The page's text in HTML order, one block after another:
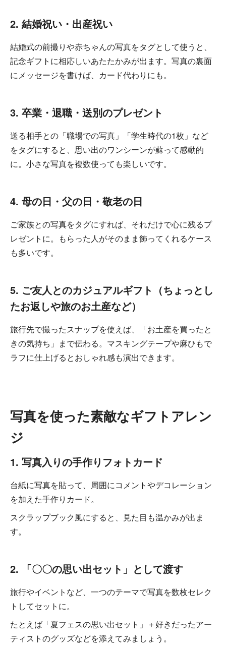
2. 結婚祝い・出産祝い
結婚式の前撮りや赤ちゃんの写真をタグとして使うと、
記念ギフトに相応しいあたたかみが出ます。写真の裏面
にメッセージを書けば、カード代わりにも。
3. 卒業・退職・送別のプレゼント
送る相手との「職場での写真」「学生時代の1枚」など
をタグにすると、思い出のワンシーンが蘇って感動的
に。小さな写真を複数使っても楽しいです。
4. 母の日・父の日・敬老の日
ご家族との写真をタグにすれば、それだけで心に残るプ
レゼントに。もらった人がそのまま飾ってくれるケース
も多いです。
5. ご友人とのカジュアルギフト（ちょっとし
たお返しや旅のお土産など）
旅行先で撮ったスナップを使えば、「お土産を買ったと
きの気持ち」まで伝わる。マスキングテープや麻ひもで
ラフに仕上げるとおしゃれ感も演出できます。
写真を使った素敵なギフトアレン
ジ
1. 写真入りの手作りフォトカード
台紙に写真を貼って、周囲にコメントやデコレーション
を加えた手作りカード。
スクラップブック風にすると、見た目も温かみが出ま
す。
2. 「〇〇の思い出セット」として渡す
旅行やイベントなど、一つのテーマで写真を数枚セレク
トしてセットに。
たとえば「夏フェスの思い出セット」＋好きだったアー
ティストのグッズなどを添えてみましょう。